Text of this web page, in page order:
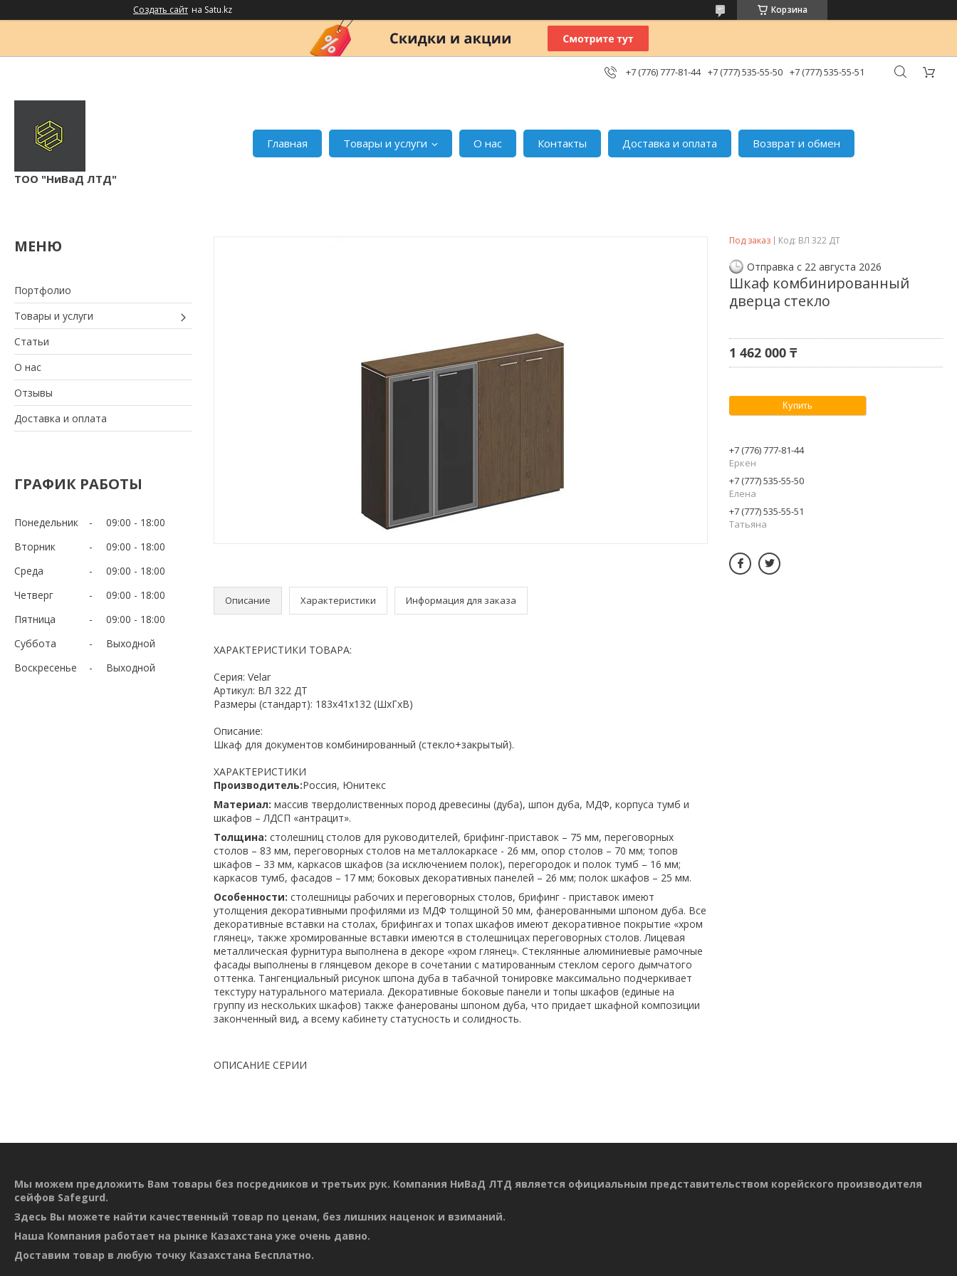
Создать сайт на Satu.kz Корзина
+7 (776) 777-81-44 +7 (777) 535-55-50 +7 (777) 535-55-51
ТОО "НиВаД ЛТД"
Главная Товары и услуги О нас Контакты Доставка и оплата Возврат и обмен
Портфолио
Товары и услуги
Статьи
О нас
Отзывы
Доставка и оплата
ГРАФИК РАБОТЫ
Понедельник 09:00
18:00
Вторник
09:00
18:00
Среда
09:00
18:00
Четверг
09:00
18:00
Пятница
09:00
18:00
Суббота
Выходной
Воскресенье
Выходной
Описание Характеристики Информация для заказа
ХАРАКТЕРИСТИКИ ТОВАРА:
Серия: Velar
Артикул: ВЛ 322 ДТ
Размеры (стандарт): 183x41x132 (ШхГхВ)
Описание:
Шкаф для документов комбинированный (стекло+закрытый).
ХАРАКТЕРИСТИКИ
Производитель:Россия, Юнитекс
Материал: массив твердолиственных пород древесины (дуба), шпон дуба, МДФ, корпуса тумб и
шкафов – ЛДСП «антрацит».
Толщина: столешниц столов для руководителей, брифинг-приставок – 75 мм, переговорных
столов – 83 мм, переговорных столов на металлокаркасе - 26 мм, опор столов – 70 мм; топов
шкафов – 33 мм, каркасов шкафов (за исключением полок), перегородок и полок тумб – 16 мм;
каркасов тумб, фасадов – 17 мм; боковых декоративных панелей – 26 мм; полок шкафов – 25 мм.
Особенности: столешницы рабочих и переговорных столов, брифинг - приставок имеют
утолщения декоративными профилями из МДФ толщиной 50 мм, фанерованными шпоном дуба. Все
декоративные вставки на столах, брифингах и топах шкафов имеют декоративное покрытие «хром
глянец», также хромированные вставки имеются в столешницах переговорных столов. Лицевая
металлическая фурнитура выполнена в декоре «хром глянец». Стеклянные алюминиевые рамочные
фасады выполнены в глянцевом декоре в сочетании с матированным стеклом серого дымчатого
оттенка. Тангенциальный рисунок шпона дуба в табачной тонировке максимально подчеркивает
текстуру натурального материала. Декоративные боковые панели и топы шкафов (единые на
группу из нескольких шкафов) также фанерованы шпоном дуба, что придает шкафной композиции
законченный вид, а всему кабинету статусность и солидность.
ОПИСАНИЕ СЕРИИ
Под заказ Код: ВЛ 322 ДТ
Отправка с 22 августа 2026
Шкаф комбинированный
дверца стекло
1 462 000 ₸
Купить
+7 (776) 777-81-44
Еркен
+7 (777) 535-55-50
Елена
+7 (777) 535-55-51
Татьяна
Мы можем предложить Вам товары без посредников и третьих рук. Компания НиВаД ЛТД является официальным представительством корейского производителя
сейфов Safegurd.
Здесь Вы можете найти качественный товар по ценам, без лишних наценок и взиманий.
Наша Компания работает на рынке Казахстана уже очень давно.
Доставим товар в любую точку Казахстана Бесплатно.